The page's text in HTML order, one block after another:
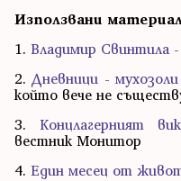
Използвани
1. Владимир Свинтила
2.Дневници - мухозоли
който вече не
3. Концлагерният
вестник Монитор
4. Един месец от